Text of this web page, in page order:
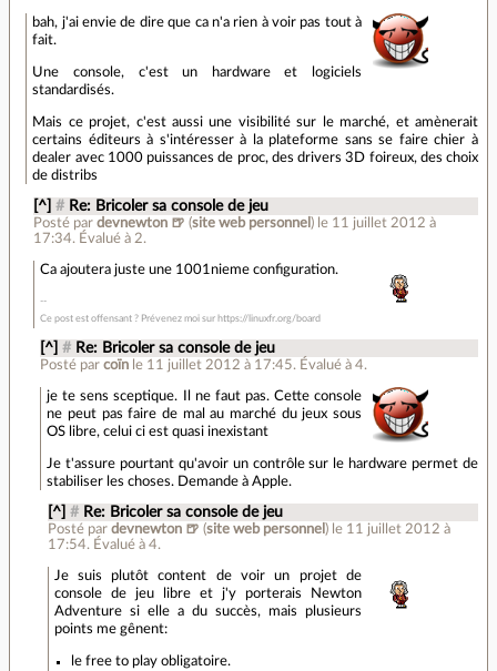
bah, j'ai envie de dire que ca n'a rien à voir pas tout à
fait.
Une console, c'est un hardware et logiciels
standardisés.
Mais ce projet, c'est aussi une visibilité sur le marché, et amènerait
certains éditeurs à s'intéresser à la plateforme sans se faire chier à
dealer avec 1000 puissances de proc, des drivers 3D foireux, des choix
de distribs
[^] # Re: Bricoler sa console de jeu
Posté par devnewton 🍺 (site web personnel ) le 11 juillet 2012 à
17:34.Évalué à 2.
Ca ajoutera juste une 1001nieme configuration.
Ce post est offensant ? Prévenez moi sur https://linuxfr.org/board
[^] # Re: Bricoler sa console de jeu
Posté parcoïn le 11 juillet 2012 à 17:45. Évalué à4.
je te sens sceptique. Il ne faut pas. Cette console
ne peut pas faire de mal au marché du jeux sous
OS libre, celui ci est quasi inexistant
Je t'assure pourtant qu'avoir un contrôle sur le hardware permet de
stabiliser les choses. Demande à Apple.
[^] # Re: Bricoler sa console de jeu
Posté par devnewton 🍺 (site web personnel ) le 11 juillet 2012 à
17:54.Évalué à 4.
Je suis plutôt content de voir un projet de
console de jeu libre et j'y porterais Newton
Adventure si elle a du succès, mais plusieurs
points me gênent:
le free to play obligatoire.